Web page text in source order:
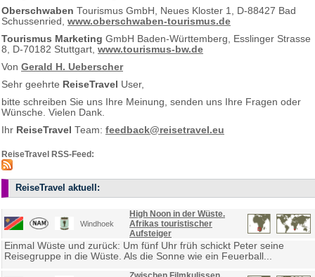
Oberschwaben Tourismus GmbH, Neues Kloster 1, D-88427 Bad
Schussenried, www.oberschwaben-tourismus.de
Tourismus Marketing GmbH Baden-Württemberg, Esslinger Strasse
8, D-70182 Stuttgart, www.tourismus-bw.de
Von Gerald H. Ueberscher
Sehr geehrte ReiseTravel User,
bitte schreiben Sie uns Ihre Meinung, senden uns Ihre Fragen oder
Wünsche. Vielen Dank.
Ihr ReiseTravel Team: feedback@reisetravel.eu
ReiseTravel RSS-Feed:
ReiseTravel aktuell:
Windhoek
High Noon in der Wüste.
Afrikas touristischer
Aufsteiger
Einmal Wüste und zurück: Um fünf Uhr früh schickt Peter seine
Reisegruppe in die Wüste. Als die Sonne wie ein Feuerball...